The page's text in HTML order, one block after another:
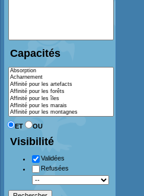
Capacités
ET OU
Visibilité
Validées
Refusées